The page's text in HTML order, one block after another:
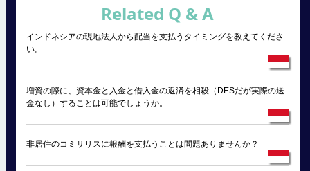
Related Q & A
インドネシアの現地法人から配当を支払うタイミングを教えてくださ
い。
増資の際に、資本金と入金と借入金の返済を相殺（DESだが実際の送
金なし）することは可能でしょうか。
非居住のコミサリスに報酬を支払うことは問題ありませんか？